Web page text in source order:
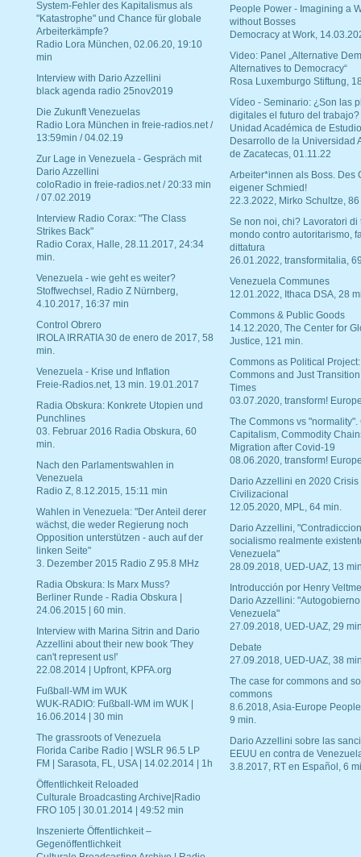
System-Fehler des Kapitalismus als
"Katastrophe" und Chance für globale
Arbeiterkämpfe?
Radio Lora München, 02.06.20, 19:10
min
Interview with Dario Azzellini
black agenda radio 25nov2019
Die Zukunft Venezuelas
Radio Lora München in freie-radios.net /
13:59min / 04.02.19
Zur Lage in Venezuela - Gespräch mit
Dario Azzellini
coloRadio in freie-radios.net / 20:33 min
/ 07.02.2019
Interview Radio Corax: "The Class
Strikes Back"
Radio Corax, Halle, 28.11.2017, 24:34
min.
Venezuela - wie geht es weiter?
Stoffwechsel, Radio Z Nürnberg,
4.10.2017, 16:37 min
Control Obrero
IROLA IRRATIA 30 de enero de 2017, 58
min.
Venezuela - Krise und Inflation
Freie-Radios.net, 13 min. 19.01.2017
Radia Obskura: Konkrete Utopien und
Punchlines
03. Februar 2016 Radia Obskura, 60
min.
Nach den Parlamentswahlen in
Venezuela
Radio Z, 8.12.2015, 15:11 min
Wahlen in Venezuela: "Der Anteil derer
wächst, die weder Regierung noch
Opposition unterstützen - auch auf der
linken Seite"
3. Dezember 2015 Radio Z 95.8 MHz
Radia Obskura: Is Marx Muss?
Berliner Runde - Radia Obskura |
24.06.2015 | 60 min.
Interview with Marina Sitrin and Dario
Azzellini about their new book 'They
can't represent us!'
22.08.2014 | Upfront, KPFA.org
Fußball-WM im WUK
WUK-RADIO: Fußball-WM im WUK |
16.06.2014 | 30 min
The grassroots of Venezuela
Florida Caribe Radio | WSLR 96.5 LP
FM | Sarasota, FL, USA | 14.02.2014 | 1h
Öffentlichkeit Reloaded
Culturale Broadcasting Archive|Radio
FRO 105 | 30.01.2014 | 49:52 min
Inszenierte Öffentlichkeit –
Gegenöffentlichkeit
People Power - Imagining a
without Bosses
Democracy at Work,
Video: Panel „Alternative
Alternatives to Democracy“
Rosa Luxemburgo Stiftung,
Vídeo - Seminario: ¿Son las
digitales el futuro del trabajo?
Unidad Académica de
Desarrollo de la Universidad
de Zacatecas, 01.11.22
Arbeiter*innen als Boss. Des
eigener Schmied!
22.3.2022, Mirko Schultze, 86
Se non noi, chi? Lavoratori di
mondo contro autoritarismo,
dittatura
26.01.2022, transformitalia,
Venezuela Communes
12.01.2022, Ithaca DSA, 28
Commons & Public Goods
14.12.2020, The Center for
Justice, 121 min.
Commons as Political Project:
Commons and Just
Times
03.07.2020, transform!
The Commons vs "normality".
Capitalism, Commodity
Migration after Covid-19
08.06.2020, transform!
Dario Azzellini en 2020 Crisis
Civilizacional
12.05.2020, MPL, 64 min.
Dario Azzellini,
socialismo realmente
Venezuela"
28.09.2018, UED-UAZ, 13
Introducción por Henry
Dario Azzellini:
Venezuela"
27.09.2018, UED-UAZ, 29
Debate
27.09.2018, UED-UAZ, 38
The case for commons and
commons
8.6.2018, Asia-Europe
9 min.
Dario Azzellini sobre las
EEUU en contra de
3.8.2017, RT en Español, 6